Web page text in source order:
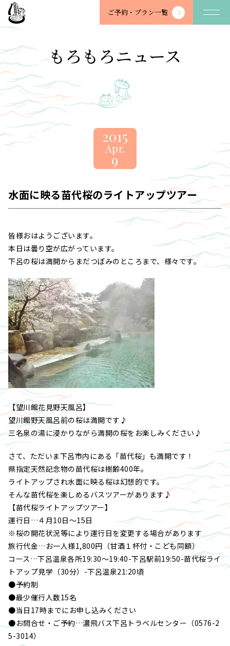
望
川
-
BOSENKAN
ご予約・ プラン一覧
もろもろニュース
2015
Apr.
9
水面に映る苗代桜のライトアップツアー
皆様おはようございます。
本日は曇り空が広がっています。
下呂の桜は満開からまだつぼみのところまで、様々です。
【望川館花見野天風呂】
望川館野天風呂前の桜は満開です♪
三名泉の湯に浸かりながら満開の桜をお楽しみください♪
さて、ただいま下呂市内にある「苗代桜」も満開です！
県指定天然記念物の苗代桜は樹齢400年。
ライトアップされ水面に映る桜は幻想的です。
そんな苗代桜を楽しめるバスツアーがあります♪
【苗代桜ライトアップツアー】
運行日…４月10日～15日
※桜の開花状況等により運行日を変更する場合があります
旅行代金…お一人様1,800円（甘酒１杯付・こども同額）
コース…下呂温泉各所19:30～19:40-下呂駅前19:50-苗代桜ライ
トアップ見学（30分）-下呂温泉21:20頃
●予約制
●最少催行人数15名
●当日17時までにお申し込みください
●お問合せ・ご予約…濃飛バス下呂トラベルセンター（0576-2
5-3014）